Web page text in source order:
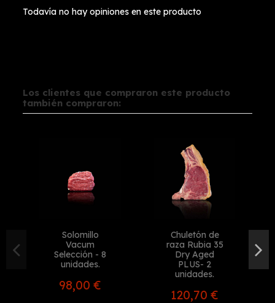
Todavía no hay opiniones en este producto
Los clientes que compraron este producto
también compraron:
Solomillo
Vacum
Selección - 8
unidades.
98,00 €
Chuletón de
raza Rubia 35
Dry Aged
PLUS- 2
unidades.
120,70 €